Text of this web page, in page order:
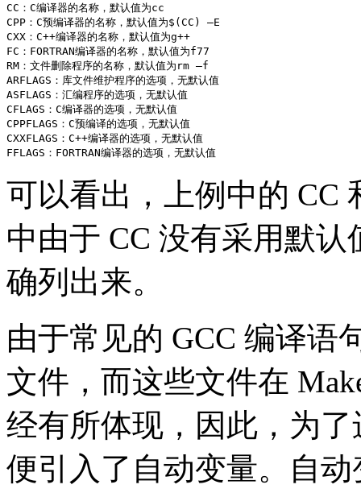
CC：C编译器的名称，默认值为cc
CPP：C预编译器的名称，默认值为$(CC) –E
CXX：C++编译器的名称，默认值为g++
FC：FORTRAN编译器的名称，默认值为f77
RM：文件删除程序的名称，默认值为rm –f
ARFLAGS：库文件维护程序的选项，无默认值
ASFLAGS：汇编程序的选项，无默认值
CFLAGS：C编译器的选项，无默认值
CPPFLAGS：C预编译的选项，无默认值
CXXFLAGS：C++编译器的选项，无默认值
FFLAGS：FORTRAN编译器的选项，无默认值
可以看出，上例中的 CC
中由于 CC 没有采用默认
确列出来。
由于常见的 GCC 编译语
文件，而这些文件在
经有所体现，因此，为
便引入了自动变量。自